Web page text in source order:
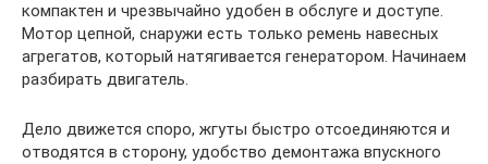
компактен и чрезвычайно удобен в обслуге и доступе.
Мотор цепной, снаружи есть только ремень навесных
агрегатов, который натягивается генератором. Начинаем
разбирать двигатель.
Дело движется споро, жгуты быстро отсоединяются и
отводятся в сторону, удобство демонтажа впускного